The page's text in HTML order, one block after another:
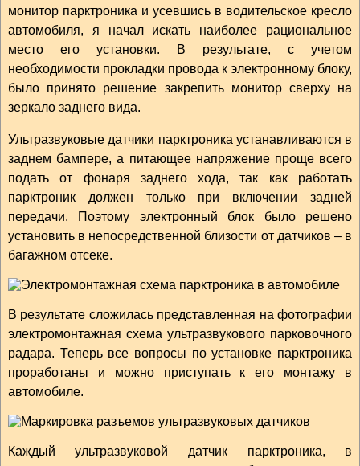
монитор парктроника и усевшись в водительское кресло
автомобиля, я начал искать наиболее рациональное
место его установки. В результате, с учетом
необходимости прокладки провода к электронному блоку,
было принято решение закрепить монитор сверху на
зеркало заднего вида.
Ультразвуковые датчики парктроника устанавливаются в
заднем бампере, а питающее напряжение проще всего
подать от фонаря заднего хода, так как работать
парктроник должен только при включении задней
передачи. Поэтому электронный блок было решено
установить в непосредственной близости от датчиков – в
багажном отсеке.
В результате сложилась представленная на фотографии
электромонтажная схема ультразвукового парковочного
радара. Теперь все вопросы по установке парктроника
проработаны и можно приступать к его монтажу в
автомобиле.
Каждый ультразвуковой датчик парктроника, в